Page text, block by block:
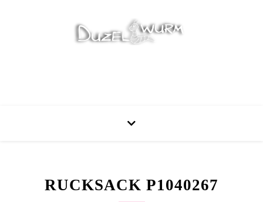
RUCKSACK P1040267